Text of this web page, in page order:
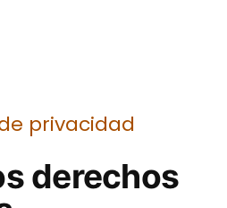
privacidad
derechos